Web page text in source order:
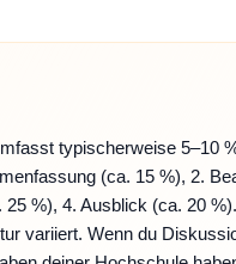
typischerweise 5–10
(ca. 15 %), 2.
%), 4. Ausblick (ca. 20
variiert. Wenn du